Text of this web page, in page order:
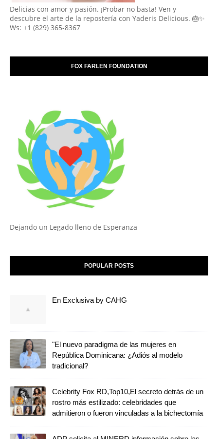
Delicias con amor y pasión. ¡Probar no basta! Ven y
descubre el arte de la repostería con Yaderis Delicious. 🎂✨
Ws: +1 (829) 365-8367
FOX FARLEN FOUNDATION
Dejando un Legado lleno de Esperanza
POPULAR POSTS
En Exclusiva by CAHG
"El nuevo paradigma de las mujeres en
República Dominicana: ¿Adiós al modelo
tradicional?
Celebrity Fox RD,Top10,El secreto detrás de un
rostro más estilizado: celebridades que
admitieron o fueron vinculadas a la bichectomía